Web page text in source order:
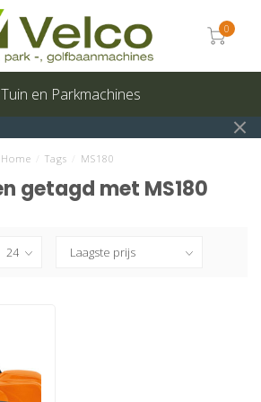
0
Tuin en Parkmachines
Home Tags MS180
getagd met MS180